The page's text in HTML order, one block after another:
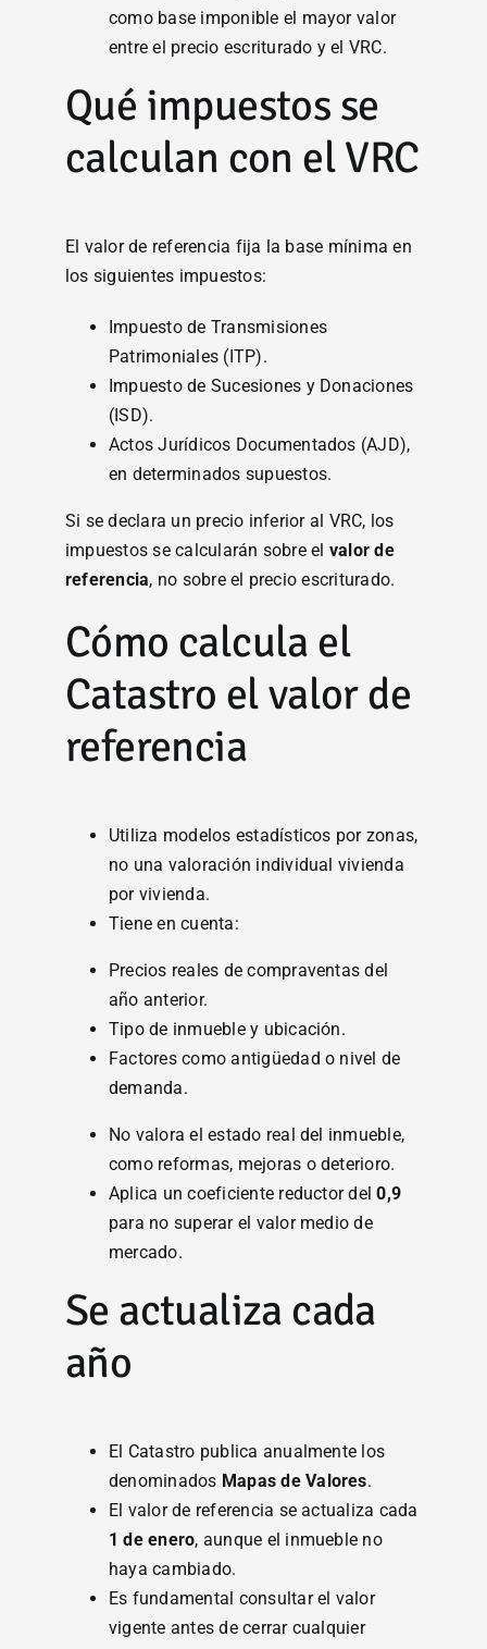
como base imponible el mayor valor
entre el precio escriturado y el VRC.
Qué impuestos se
calculan con el VRC
El valor de referencia fija la base mínima en
los siguientes impuestos:
Impuesto de Transmisiones
Patrimoniales (ITP).
Impuesto de Sucesiones y Donaciones
(ISD).
Actos Jurídicos Documentados (AJD),
en determinados supuestos.
Si se declara un precio inferior al VRC, los
impuestos se calcularán sobre el valor de
referencia, no sobre el precio escriturado.
Cómo calcula el
Catastro el valor de
referencia
Utiliza modelos estadísticos por zonas,
no una valoración individual vivienda
por vivienda.
Tiene en cuenta:
Precios reales de compraventas del
año anterior.
Tipo de inmueble y ubicación.
Factores como antigüedad o nivel de
demanda.
No valora el estado real del inmueble,
como reformas, mejoras o deterioro.
Aplica un coeficiente reductor del0,9
para no superar el valor medio de
mercado.
Se actualiza cada
año
El Catastro publica anualmente los
denominados Mapas de Valores.
El valor de referencia se actualiza cada
1 de enero, aunque el inmueble no
haya cambiado.
Es fundamental consultar el valor
vigente antes de cerrar cualquier